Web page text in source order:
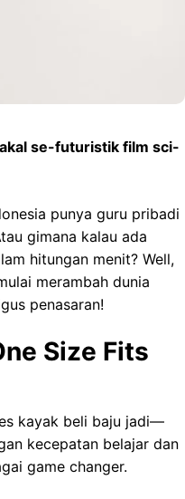
se-futuristik film sci-
punya guru pribadi
gimana kalau ada
hitungan menit? Well,
merambah dunia
penasaran!
Size Fits
kayak beli baju jadi—
kecepatan belajar dan
game changer.